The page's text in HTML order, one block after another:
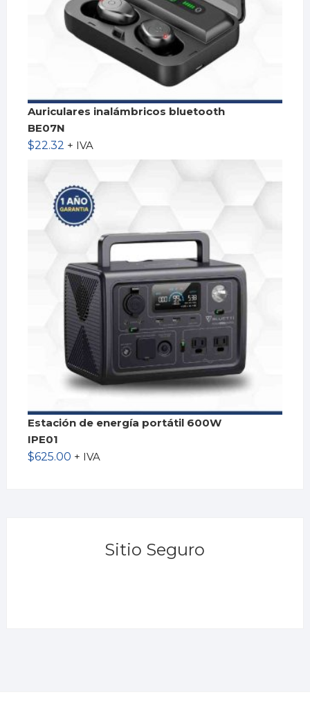
Auriculares inalámbricos bluetooth
BE07N
$22.32 + IVA
Estación de energía portátil 600W
IPE01
$625.00 + IVA
Sitio Seguro